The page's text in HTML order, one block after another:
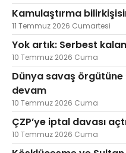
Kamulaştırma
11 Temmuz 2026 Cumartesi
Yok artık: Serbest
10 Temmuz 2026 Cuma
Dünya savaş örgütüne
devam
10 Temmuz 2026 Cuma
ÇZP’ye iptal davası
10 Temmuz 2026 Cuma